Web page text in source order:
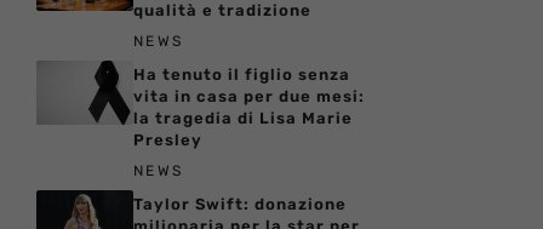
qualità e tradizione
NEWS
Ha tenuto il figlio senza
vita in casa per due mesi:
la tragedia di Lisa Marie
Presley
NEWS
Taylor Swift: donazione